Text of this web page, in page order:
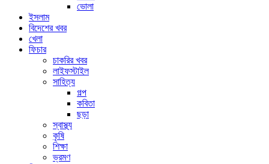
ভোলা
ইসলাম
বিদেশের খবর
খেলা
ফিচার
চাকরির খবর
লাইফস্টাইল
সাহিত্য
গল্প
কবিতা
ছড়া
স্বাস্থ্য
কৃষি
শিক্ষা
ভ্রমণ